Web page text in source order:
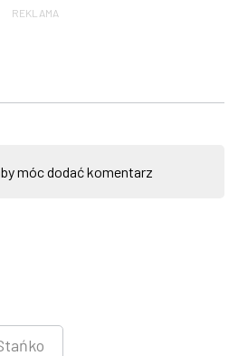
REKLAMA
móc dodać komentarz